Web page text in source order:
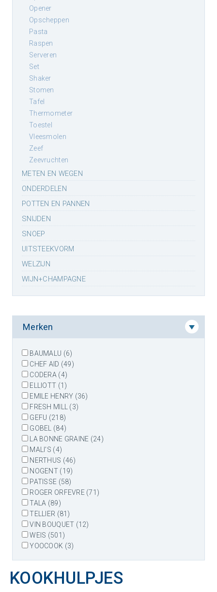
opener
opscheppen
pasta
raspen
serveren
set
shaker
stomen
tafel
thermometer
toestel
vleesmolen
zeef
zeevruchten
METEN EN WEGEN
ONDERDELEN
POTTEN EN PANNEN
SNIJDEN
SNOEP
UITSTEEKVORM
WELZIJN
WIJN+CHAMPAGNE
Merken
BAUMALU (6)
CHEF AID (49)
CODERA (4)
ELLIOTT (1)
EMILE HENRY (36)
FRESH MILL (3)
GEFU (218)
GOBEL (84)
LA BONNE GRAINE (24)
MALI'S (4)
NERTHUS (46)
NOGENT (19)
PATISSE (58)
ROGER ORFEVRE (71)
TALA (89)
TELLIER (81)
VIN BOUQUET (12)
WEIS (501)
YOOCOOK (3)
KOOKHULPJES